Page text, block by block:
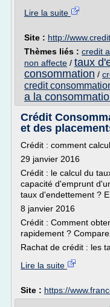
Lire la suite
Site : http://
Thèmes liés : credit
non affecte / taux
consommation /
credit
a la
Crédit
et des
Crédit : comment
29 janvier 2016
Crédit : le calcul du
capacité d'emprunt
taux d'endettement ?
8 janvier 2016
Crédit : Comment
rapidement ?
Rachat de crédit : les
Lire la suite
Site : https://